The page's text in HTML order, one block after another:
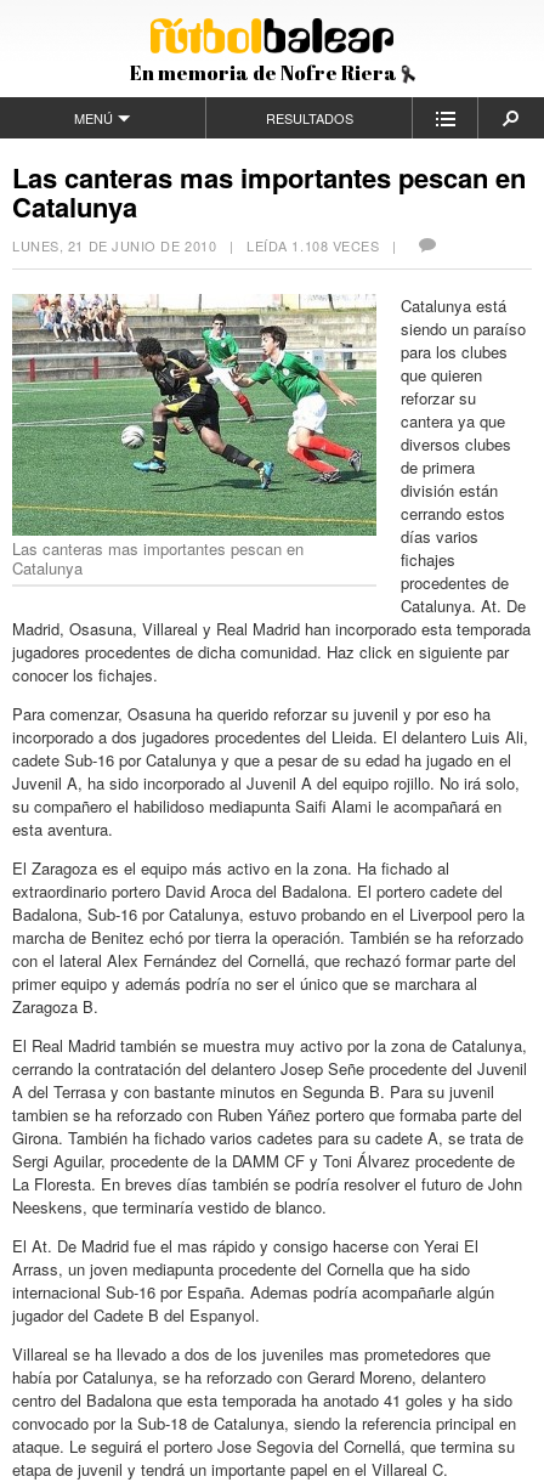
En memoria de Nofre Riera
MENÚ RESULTADOS
Las canteras mas importantes pescan en
Catalunya
LUNES, 21 DE JUNIO DE 2010 | LEÍDA 1.108 VECES |
Las canteras mas importantes pescan en
Catalunya
Catalunya está
siendo un paraíso
para los clubes
que quieren
reforzar su
cantera ya que
diversos clubes
de primera
división están
cerrando estos
días varios
fichajes
procedentes de
Catalunya. At. De
Madrid, Osasuna, Villareal y Real Madrid han incorporado esta temporada
jugadores procedentes de dicha comunidad. Haz click en siguiente par
conocer los fichajes.
Para comenzar, Osasuna ha querido reforzar su juvenil y por eso ha
incorporado a dos jugadores procedentes del Lleida. El delantero Luis Ali,
cadete Sub-16 por Catalunya y que a pesar de su edad ha jugado en el
Juvenil A, ha sido incorporado al Juvenil A del equipo rojillo. No irá solo,
su compañero el habilidoso mediapunta Saifi Alami le acompañará en
esta aventura.
El Zaragoza es el equipo más activo en la zona. Ha fichado al
extraordinario portero David Aroca del Badalona. El portero cadete del
Badalona, Sub-16 por Catalunya, estuvo probando en el Liverpool pero la
marcha de Benitez echó por tierra la operación. También se ha reforzado
con el lateral Alex Fernández del Cornellá, que rechazó formar parte del
primer equipo y además podría no ser el único que se marchara al
Zaragoza B.
El Real Madrid también se muestra muy activo por la zona de Catalunya,
cerrando la contratación del delantero Josep Señe procedente del Juvenil
A del Terrasa y con bastante minutos en Segunda B. Para su juvenil
tambien se ha reforzado con Ruben Yáñez portero que formaba parte del
Girona. También ha fichado varios cadetes para su cadete A, se trata de
Sergi Aguilar, procedente de la DAMM CF y Toni Álvarez procedente de
La Floresta. En breves días también se podría resolver el futuro de John
Neeskens, que terminaría vestido de blanco.
El At. De Madrid fue el mas rápido y consigo hacerse con Yerai El
Arrass, un joven mediapunta procedente del Cornella que ha sido
internacional Sub-16 por España. Ademas podría acompañarle algún
jugador del Cadete B del Espanyol.
Villareal se ha llevado a dos de los juveniles mas prometedores que
había por Catalunya, se ha reforzado con Gerard Moreno, delantero
centro del Badalona que esta temporada ha anotado 41 goles y ha sido
convocado por la Sub-18 de Catalunya, siendo la referencia principal en
ataque. Le seguirá el portero Jose Segovia del Cornellá, que termina su
etapa de juvenil y tendrá un importante papel en el Villareal C.